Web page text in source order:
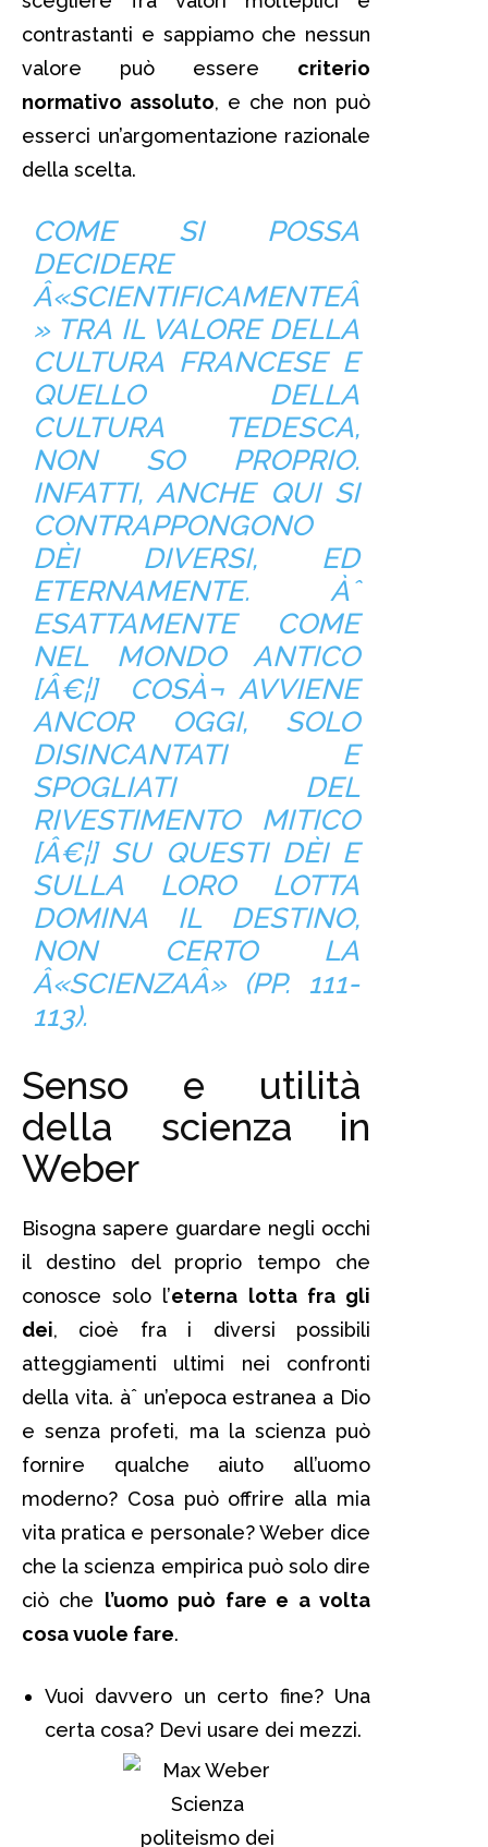
contrastanti e sappiamo che nessun
valore può essere criterio
normativo assoluto, e che non può
esserci un’argomentazione razionale
della scelta.
COME SI POSSA
DECIDERE
Â«SCIENTIFICAMENTEÂ
» TRA IL VALOREDELLA
CULTURA FRANCESE E
QUELLO DELLA
CULTURA TEDESCA,
NON SO PROPRIO.
INFATTI, ANCHE QUI SI
CONTRAPPONGONO
DÈI DIVERSI, ED
ETERNAMENTE. Àˆ
ESATTAMENTE COME
NEL MONDO ANTICO
[Â€¦] COSÀ¬ AVVIENE
ANCOR OGGI, SOLO
DISINCANTATI E
SPOGLIATI DEL
RIVESTIMENTO MITICO
[Â€¦] SU QUESTI DÈI E
SULLA LORO LOTTA
DOMINA IL DESTINO,
NON CERTO LA
Â«SCIENZAÂ» (PP. 111-
113).
Senso e utilità
della scienza in
Weber
Bisogna sapere guardare negli occhi
il destino del proprio tempo che
conosce solo l’eterna lotta fra gli
dei, cioè fra i diversi possibili
atteggiamenti ultimi nei confronti
della vita. àˆ un’epoca estranea a Dio
e senza profeti, ma la scienza può
fornire qualche aiuto all’uomo
moderno? Cosa può offrire alla mia
vita pratica e personale? Weber dice
che la scienza empirica può solo dire
ciò che l’uomo può fare e a volta
cosa vuole fare.
Vuoi davvero un certo fine? Una
certa cosa? Devi usare dei mezzi.